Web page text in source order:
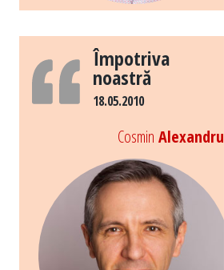
Împotriva
noastră
18.05.2010
Cosmin Alexandru